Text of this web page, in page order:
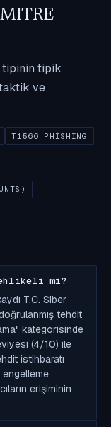
tipinin tipik
ve
T1566 PHISHING
mi?
T.C. Siber
tehdit
kategorisinde
(4/10) ile
istihbaratı
engelleme
erişiminin